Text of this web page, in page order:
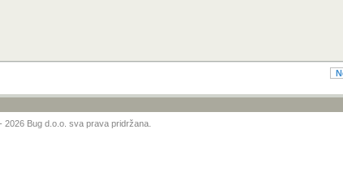
2026 Bug d.o.o. sva prava pridržana.